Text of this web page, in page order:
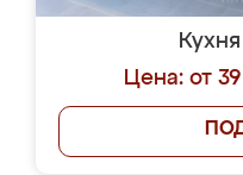
Цена: от